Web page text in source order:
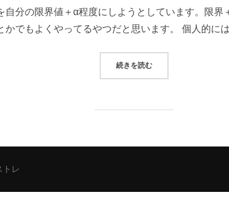
日:
分の限界値＋α程度にしようとしています。限
かでもよくやってるやつだと思います。 個人的に
続きを読む“運動量を限界＋Αに心
レ